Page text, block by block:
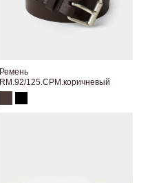
Ремень
RM.92/125.CPM.коричневый